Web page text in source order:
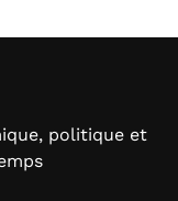
politique et